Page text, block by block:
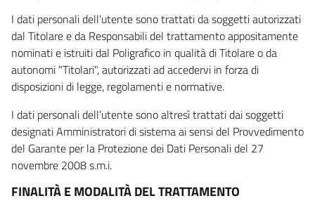
I dati personali dell’utente sono trattati da soggetti autorizzati
dal Titolare e da Responsabili del trattamento appositamente
nominati e istruiti dal Poligrafico in qualità di Titolare o da
autonomi "Titolari", autorizzati ad accedervi in forza di
disposizioni di legge, regolamenti e normative.
I dati personali dell’utente sono altresì trattati dai soggetti
designati Amministratori di sistema ai sensi del Provvedimento
del Garante per la Protezione dei Dati Personali del 27
novembre 2008 s.m.i.
FINALITÀ E MODALITÀ DEL TRATTAMENTO